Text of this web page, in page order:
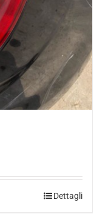
Dettagli